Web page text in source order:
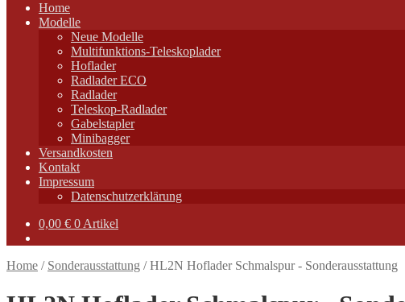
Home
Modelle
Neue Modelle
Multifunktions-Teleskoplader
Hoflader
Radlader ECO
Radlader
Teleskop-Radlader
Gabelstapler
Minibagger
Versandkosten
Kontakt
Impressum
Datenschutzerklärung
0,00 € 0 Artikel
Home / Sonderausstattung /HL2N Hoflader Schmalspur - Sonderausstattung